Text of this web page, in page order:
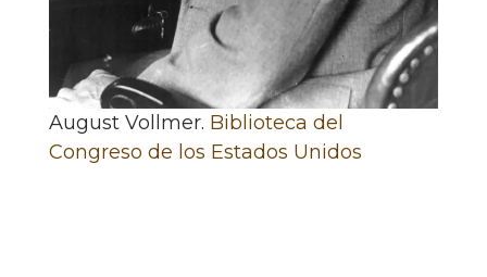
August Vollmer. Biblioteca del
Congreso de los Estados Unidos